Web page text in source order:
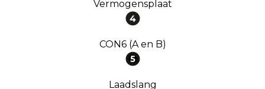
Vermogensplaat
CON6 (A en B)
Laadslang